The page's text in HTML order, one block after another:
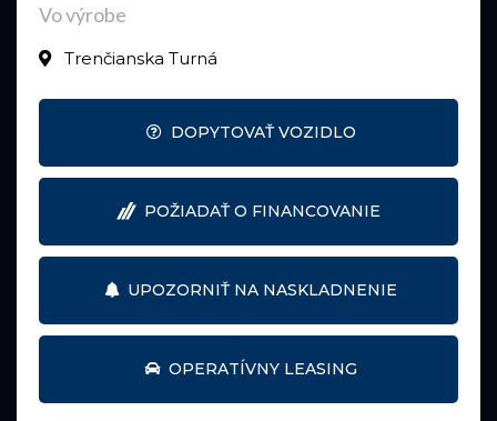
Vo výrobe
Trenčianska Turná
DOPYTOVAŤ VOZIDLO
POŽIADAŤ O FINANCOVANIE
UPOZORNIŤ NA NASKLADNENIE
OPERATÍVNY LEASING